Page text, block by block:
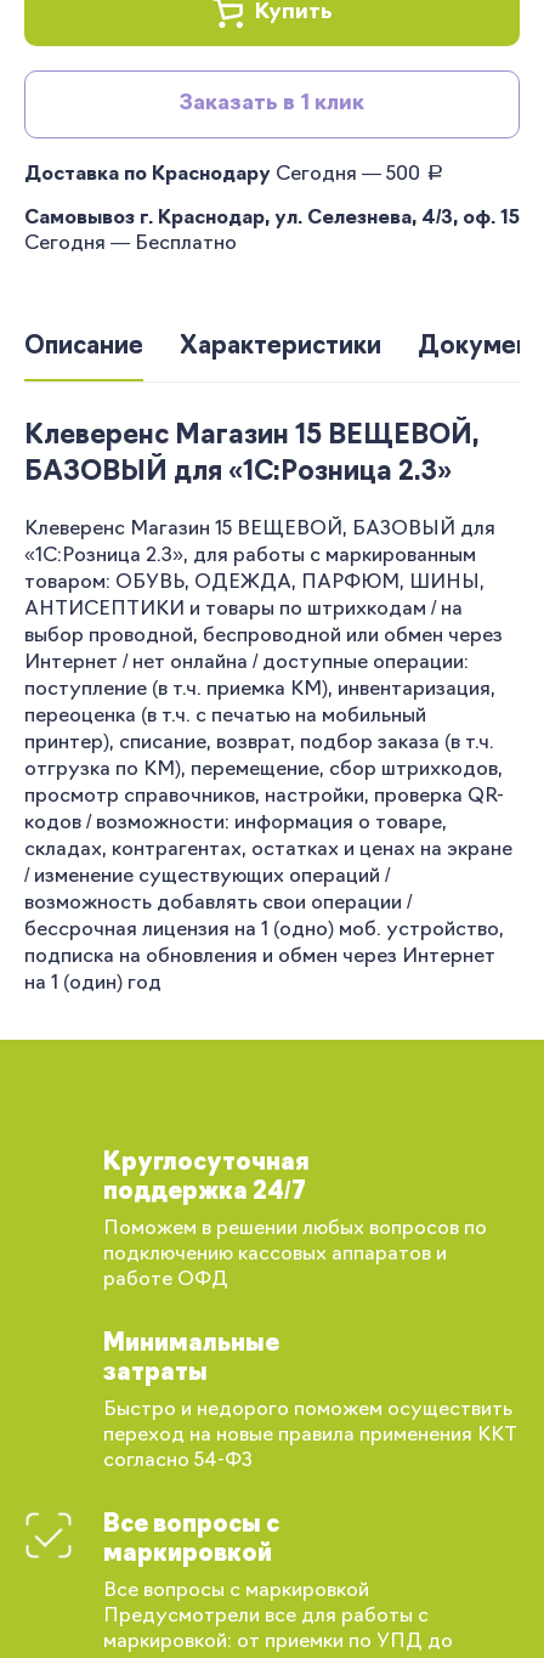
Купить
Заказать в 1 клик
Доставка по Краснодару Сегодня — 500 руб.
Самовывоз г. Краснодар, ул. Селезнева, 4/3, оф. 15
Сегодня — Бесплатно
Описание Характеристики
Клеверенс Магазин 15 ВЕЩЕВОЙ,
БАЗОВЫЙ для «1С:Розница 2.3»
Клеверенс Магазин 15 ВЕЩЕВОЙ, БАЗОВЫЙ для
«1С:Розница 2.3», для работы с маркированным
товаром: ОБУВЬ, ОДЕЖДА, ПАРФЮМ, ШИНЫ,
АНТИСЕПТИКИ и товары по штрихкодам / на
выбор проводной, беспроводной или обмен через
Интернет / нет онлайна / доступные операции:
поступление (в т.ч. приемка КМ), инвентаризация,
переоценка (в т.ч. с печатью на мобильный
принтер), списание, возврат, подбор заказа (в т.ч.
отгрузка по КМ), перемещение, сбор штрихкодов,
просмотр справочников, настройки, проверка QR-
кодов / возможности: информация о товаре,
складах, контрагентах, остатках и ценах на экране
/ изменение существующих операций /
возможность добавлять свои операции /
бессрочная лицензия на 1 (одно) моб. устройство,
подписка на обновления и обмен через Интернет
на 1 (один) год
Круглосуточная
поддержка 24/7
Поможем в решении любых вопросов по
подключению кассовых аппаратов и
работе ОФД
Минимальные
затраты
Быстро и недорого поможем осуществить
переход на новые правила применения ККТ
согласно 54-ФЗ
Все вопросы с
маркировкой
Все вопросы с маркировкой
Предусмотрели все для работы с
маркировкой: от приемки по УПД до
Вы сможете отслеживать статус своих